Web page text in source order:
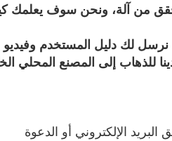
من آلة، ونحن سوف يعلمك
لك دليل المستخدم
للذهاب إلى المصنع